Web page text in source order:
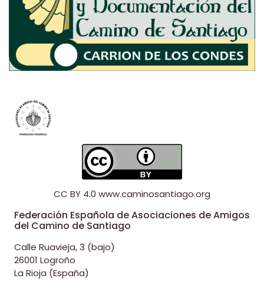
CC BY 4.0 www.caminosantiago.org
Federación Española de Asociaciones de Amigos
del Camino de Santiago
Calle Ruavieja, 3 (bajo)
26001 Logroño
La Rioja (España)